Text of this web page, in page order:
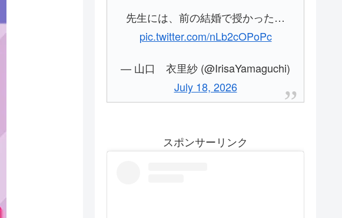
先生には、前の結婚で授かった…
pic.twitter.com/nLb2cOPoPc
— 山口 衣里紗 (@IrisaYamaguchi)
July 18, 2026
スポンサーリンク